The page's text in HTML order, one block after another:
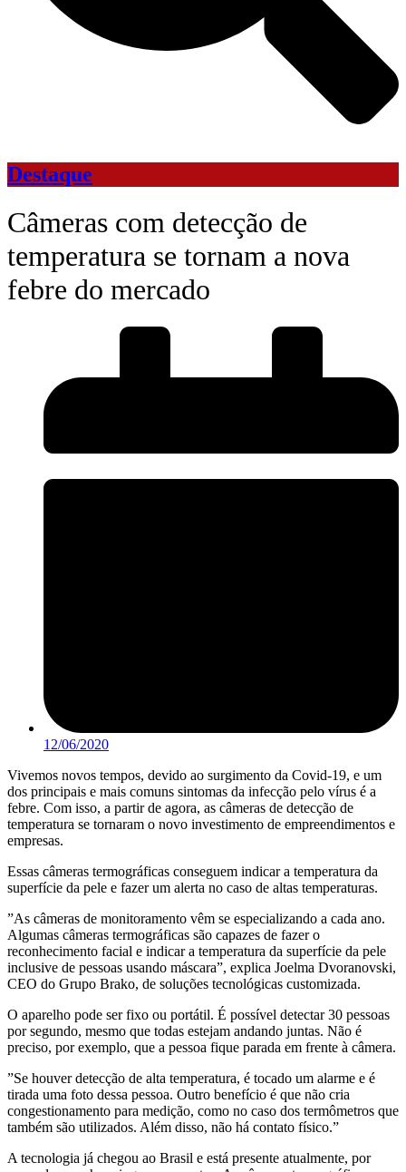
Destaque
Câmeras com detecção de
temperatura se tornam a nova
febre do mercado
12/06/2020
Vivemos novos tempos, devido ao surgimento da Covid-19, e um
dos principais e mais comuns sintomas da infecção pelo vírus é a
febre. Com isso, a partir de agora, as câmeras de detecção de
temperatura se tornaram o novo investimento de empreendimentos e
empresas.
Essas câmeras termográficas conseguem indicar a temperatura da
superfície da pele e fazer um alerta no caso de altas temperaturas.
”As câmeras de monitoramento vêm se especializando a cada ano.
Algumas câmeras termográficas são capazes de fazer o
reconhecimento facial e indicar a temperatura da superfície da pele
inclusive de pessoas usando máscara”, explica Joelma Dvoranovski,
CEO do Grupo Brako, de soluções tecnológicas customizada.
O aparelho pode ser fixo ou portátil. É possível detectar 30 pessoas
por segundo, mesmo que todas estejam andando juntas. Não é
preciso, por exemplo, que a pessoa fique parada em frente à câmera.
”Se houver detecção de alta temperatura, é tocado um alarme e é
tirada uma foto dessa pessoa. Outro benefício é que não cria
congestionamento para medição, como no caso dos termômetros que
também são utilizados. Além disso, não há contato físico.”
A tecnologia já chegou ao Brasil e está presente atualmente, por